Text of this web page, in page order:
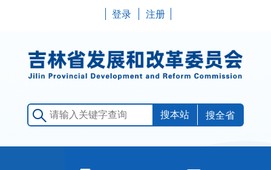
登录 注册
搜全省